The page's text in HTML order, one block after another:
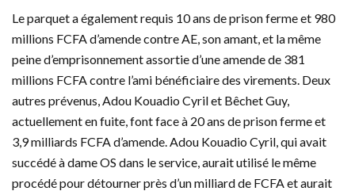
Le parquet a également requis 10 ans de prison ferme et 980
millions FCFA d’amende contre AE, son amant, et la même
peine d’emprisonnement assortie d’une amende de 381
millions FCFA contre l’ami bénéficiaire des virements. Deux
autres prévenus, Adou Kouadio Cyril et Bêchet Guy,
actuellement en fuite, font face à 20 ans de prison ferme et
3,9 milliards FCFA d’amende. Adou Kouadio Cyril, qui avait
succédé à dame OS dans le service, aurait utilisé le même
procédé pour détourner près d’un milliard de FCFA et aurait